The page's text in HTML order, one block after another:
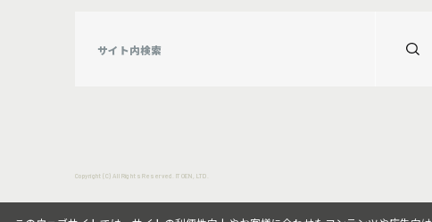
Copyright (C) All Rights Reserved. ITOEN, LTD.